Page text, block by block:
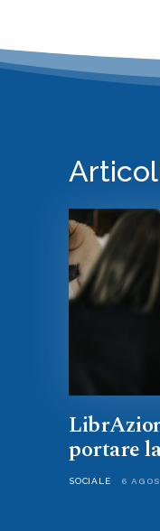
portare
SOCIALE 6